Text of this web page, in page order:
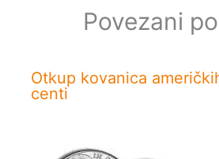
Povezani
Otkup kovanica
centi